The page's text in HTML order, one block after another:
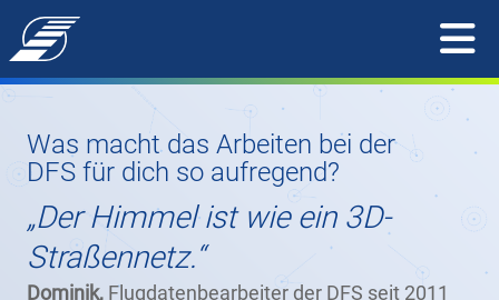
Was macht das Arbeiten bei der
DFS für dich so aufregend?
„Der Himmel ist wie ein 3D-
Straßennetz.“
Dominik, Flugdatenbearbeiter der DFS seit 2011